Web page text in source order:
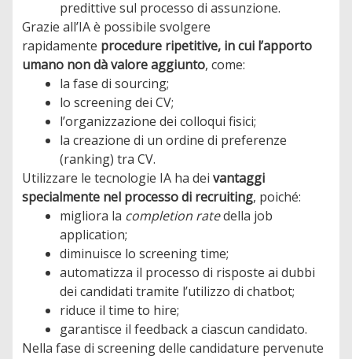
predittive sul processo di assunzione.
Grazie all’IA è possibile svolgere
rapidamente procedure ripetitive, in cui l’apporto
umano non dà valore aggiunto, come:
la fase di sourcing;
lo screening dei CV;
l’organizzazione dei colloqui fisici;
la creazione di un ordine di preferenze
(ranking) tra CV.
Utilizzare le tecnologie IA ha deivantaggi
specialmente nel processo di recruiting, poiché:
migliora la completion ratedella job
application;
diminuisce lo screening time;
automatizza il processo di risposte ai dubbi
dei candidati tramite l’utilizzo di chatbot;
riduce il time to hire;
garantisce il feedback a ciascun candidato.
Nella fase di screening delle candidature pervenute